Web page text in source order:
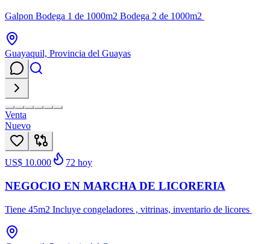
Galpon Bodega 1 de 1000m2 Bodega 2 de 1000m2
Guayaquil, Provincia del Guayas
Venta
Nuevo
US$ 10.000 72 hoy
NEGOCIO EN MARCHA DE LICORERIA
Tiene 45m2 Incluye congeladores , vitrinas, inventario de licores